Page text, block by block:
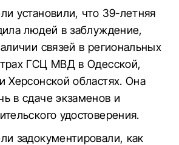
установили, что 39-летняя
людей в заблуждение,
связей в региональных
ГСЦ МВД в Одесской,
Херсонской областях. Она
в сдаче экзаменов и
удостоверения.
задокументировали, как